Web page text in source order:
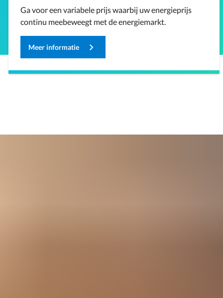
Ga voor een variabele prijs waarbij uw energieprijs
continu meebeweegt met de energiemarkt.
Meer informatie